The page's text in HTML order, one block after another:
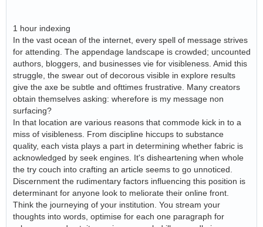
1 hour indexing
In the vast ocean of the internet, every spell of message strives
for attending. The appendage landscape is crowded; uncounted
authors, bloggers, and businesses vie for visibleness. Amid this
struggle, the swear out of decorous visible in explore results
give the axe be subtle and ofttimes frustrative. Many creators
obtain themselves asking: wherefore is my message non
surfacing?
In that location are various reasons that commode kick in to a
miss of visibleness. From discipline hiccups to substance
quality, each vista plays a part in determining whether fabric is
acknowledged by seek engines. It's disheartening when whole
the try couch into crafting an article seems to go unnoticed.
Discernment the rudimentary factors influencing this position is
determinant for anyone look to meliorate their online front.
Think the journeying of your institution. You stream your
thoughts into words, optimise for each one paragraph for